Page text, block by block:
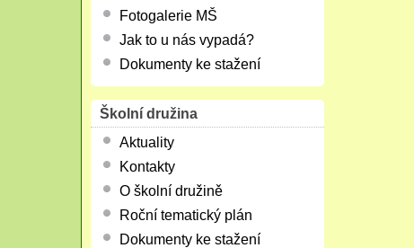
Fotogalerie MŠ
Jak to u nás vypadá?
Dokumenty ke stažení
Školní družina
Aktuality
Kontakty
O školní družině
Roční tematický plán
Dokumenty ke stažení